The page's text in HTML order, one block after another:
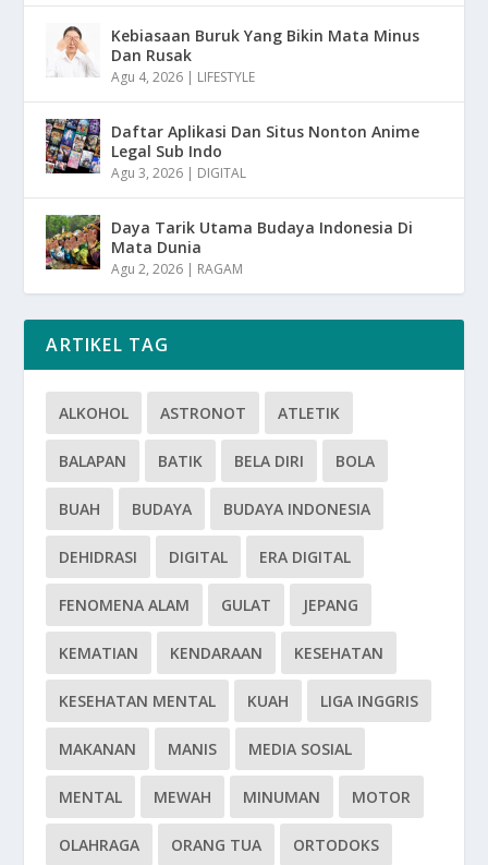
Kebiasaan Buruk Yang Bikin Mata Minus
Dan Rusak
Agu 4, 2026 LIFESTYLE
Daftar Aplikasi Dan Situs Nonton Anime
Legal Sub Indo
Agu 3, 2026 DIGITAL
Daya Tarik Utama Budaya Indonesia Di
Mata Dunia
Agu 2, 2026 RAGAM
ARTIKEL TAG
ALKOHOL ASTRONOT ATLETIK
BALAPAN BATIK BELA DIRI BOLA
BUAH BUDAYA BUDAYA INDONESIA
DEHIDRASI DIGITAL ERA DIGITAL
FENOMENA ALAM GULAT JEPANG
KEMATIAN KENDARAAN KESEHATAN
KESEHATAN MENTAL KUAH LIGA INGGRIS
MAKANAN MANIS MEDIA SOSIAL
MENTAL MEWAH MINUMAN MOTOR
OLAHRAGA ORANG TUA ORTODOKS